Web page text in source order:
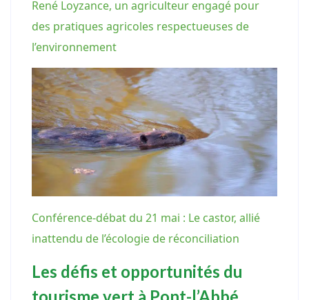
René Loyzance, un agriculteur engagé pour
des pratiques agricoles respectueuses de
l’environnement
Conférence-débat du 21 mai : Le castor, allié
inattendu de l’écologie de réconciliation
Les défis et opportunités du